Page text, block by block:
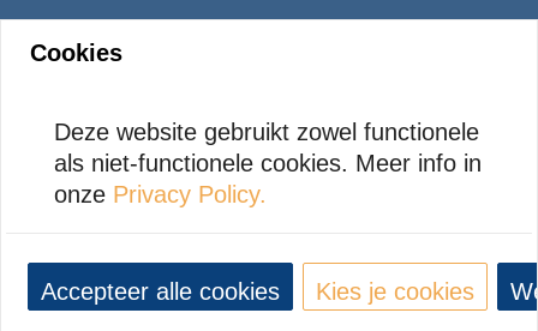
Venneweg 16
Netherlands
+31 6 1894 5079 (English spoken)
KvK/CoC: 88743624
BTW/VAT: NL864759976B01
Cookies
Deze website gebruikt zowel functionele
als niet-functionele cookies. Meer info in
onze Privacy Policy.
Accepteer alle cookies Kies je cookies